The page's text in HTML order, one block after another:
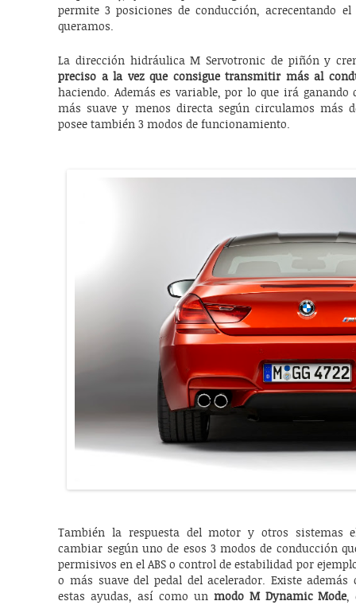
permite 3 posiciones de conducción, acrecentando
queramos.
La dirección hidráulica M Servotronic de piñón y
preciso a la vez que consigue transmitir más al
haciendo. Además es variable, por lo que irá
más suave y menos directa según circulamos más
posee también 3 modos de funcionamiento.
También la respuesta del motor y otros sistemas
cambiar según uno de esos 3 modos de conducción
permisivos en el ABS o control de estabilidad por
o más suave del pedal del acelerador. Existe
estas ayudas, así como un modo M Dynamic Mode,